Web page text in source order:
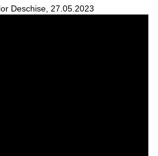
Deschise, 27.05.2023